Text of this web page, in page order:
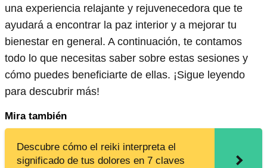
una experiencia relajante y rejuvenecedora que te
ayudará a encontrar la paz interior y a mejorar tu
bienestar en general. A continuación, te contamos
todo lo que necesitas saber sobre estas sesiones y
cómo puedes beneficiarte de ellas. ¡Sigue leyendo
para descubrir más!
Mira también
Descubre cómo el reiki interpreta el
significado de tus dolores en 7 claves